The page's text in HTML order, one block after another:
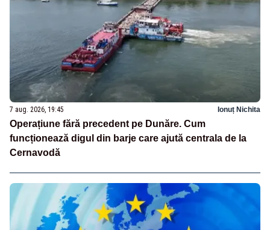
7 aug. 2026, 19:45 Ionuț Nichita
Operațiune fără precedent pe Dunăre. Cum
funcționează digul din barje care ajută centrala de la
Cernavodă